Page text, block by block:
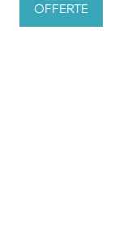
OFFERTE